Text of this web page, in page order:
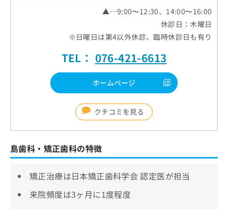
▲…9:00〜12:30、14:00〜16:00
休診日：木曜日
※日曜日は第4以外休診、臨時休診日も有り
TEL： 076-421-6613
ホームページ
クチコミを見る
島歯科・矯正歯科の特徴
矯正治療は日本矯正歯科学会 認定医が担当
来院頻度は3ヶ月に1度程度